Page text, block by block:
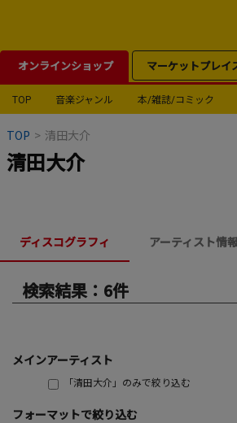
オンラインショップ マーケットプレイ
TOP 音楽ジャンル 本/雑誌/コミック
TOP > 清田大介
清田大介
ディスコグラフィ アーティスト情
検索結果：6件
メインアーティスト
「清田大介」のみで絞り込む
フォーマットで絞り込む